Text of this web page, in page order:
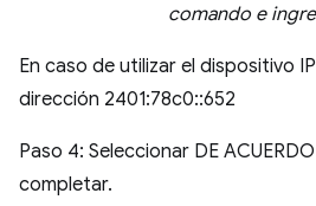
comando e
En caso de utilizar el dispositivo
dirección 2401:78c0::652
Paso 4: Seleccionar DE
completar.